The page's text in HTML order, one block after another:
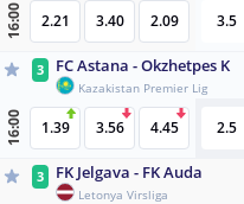
16:00 2.21 3.40 2.09 3.5
3 FC Astana - Okzhetpes K
Kazakistan Premier Lig
16:00 1.39 3.56 4.45 2.5
3 FK Jelgava - FK Auda
Letonya Virsliga